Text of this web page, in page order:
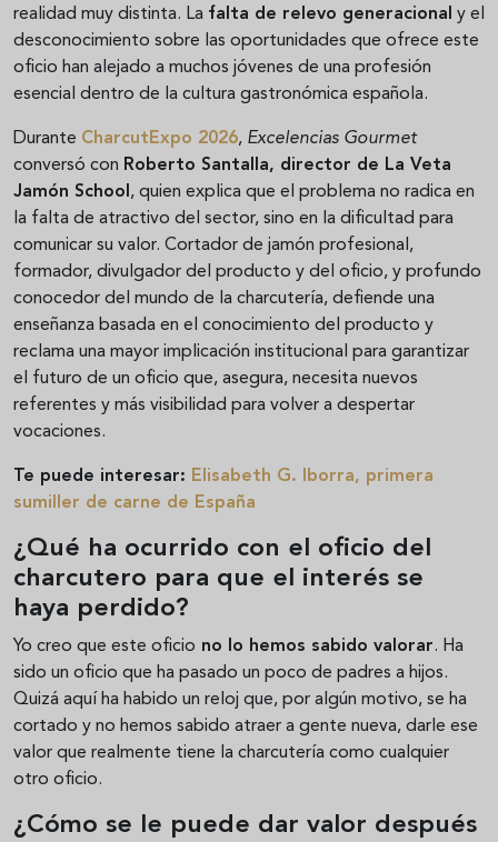
realidad muy distinta. La falta de relevo generacional y el
desconocimiento sobre las oportunidades que ofrece este
oficio han alejado a muchos jóvenes de una profesión
esencial dentro de la cultura gastronómica española.
Durante CharcutExpo 2026, Excelencias Gourmet
conversó con Roberto Santalla, director de La Veta
Jamón School, quien explica que el problema no radica en
la falta de atractivo del sector, sino en la dificultad para
comunicar su valor. Cortador de jamón profesional,
formador, divulgador del producto y del oficio, y profundo
conocedor del mundo de la charcutería, defiende una
enseñanza basada en el conocimiento del producto y
reclama una mayor implicación institucional para garantizar
el futuro de un oficio que, asegura, necesita nuevos
referentes y más visibilidad para volver a despertar
vocaciones.
Te puede interesar: Elisabeth G. Iborra, primera
sumiller de carne de España
¿Qué ha ocurrido con el oficio del
charcutero para que el interés se
haya perdido?
Yo creo que este oficio no lo hemos sabido valorar. Ha
sido un oficio que ha pasado un poco de padres a hijos.
Quizá aquí ha habido un reloj que, por algún motivo, se ha
cortado y no hemos sabido atraer a gente nueva, darle ese
valor que realmente tiene la charcutería como cualquier
otro oficio.
¿Cómo se le puede dar valor después